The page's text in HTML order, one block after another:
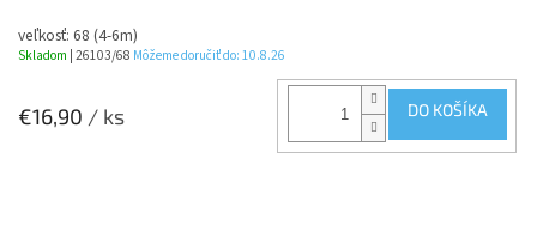
veľkosť: 68 (4-6m)
Skladom | 26103/68 Môžeme doručiť do: 10.8.26
€16,90 / ks DO KOŠÍKA